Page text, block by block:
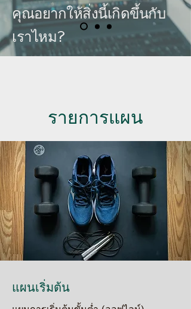
คุณอยากให้สิ่งนี้เกิดขึ้นกับ
เราไหม?
รายการแผน
แผนเริ่มต้น